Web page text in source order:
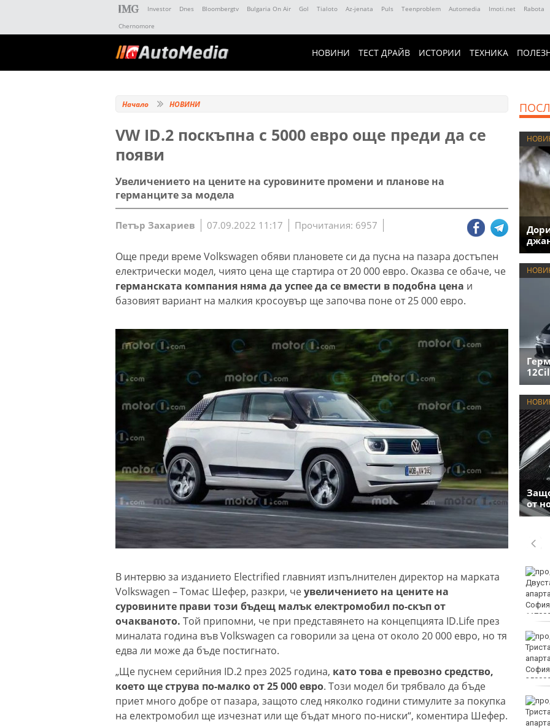
Investor Dnes Bloombergtv Bulgaria On Air Gol Tialoto Az-jenata Puls Teenproblem Automedia Imoti.net Rabota
Chernomore
НОВИНИ ТЕСТ ДРАЙВ ИСТОРИИ ТЕХНИКА
Начало НОВИНИ
VW ID.2 поскъпна с 5000 евро още преди да се
появи
Увеличението на цените на суровините промени и планове на
германците за модела
Петър Захариев 07.09.2022 11:17 Прочитания: 6957
Още преди време Volkswagen обяви плановете си да пусна на пазара достъпен
електрически модел, чиято цена ще стартира от 20 000 евро. Оказва се обаче, че
германската компания няма да успее да се вмести в подобна цена и
базовият вариант на малкия кросоувър ще започва поне от 25 000 евро.
В интервю за изданието Electrified главният изпълнителен директор на марката
Volkswagen – Томас Шефер, разкри, чеувеличението на цените на
суровините прави този бъдещ малък електромобил по-скъп от
очакваното. Той припомни, че при представянето на концепцията ID.Life през
миналата година във Volkswagen са говорили за цена от около 20 000 евро, но тя
едва ли може да бъде постигнато.
„Ще пуснем серийния ID.2 през 2025 година, като това е превозно средство,
което ще струва по-малко от 25 000 евро. Този модел би трябвало да бъде
приет много добре от пазара, защото след няколко години стимулите за покупка
на електромобил ще изчезнат или ще бъдат много по-ниски“, коментира Шефер.
от
преподписа с Реал
(Мадрид)
ЦСКА удари с 3:0 Макаби
Тъжна вест! Почина
голямо име в
медицината